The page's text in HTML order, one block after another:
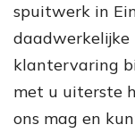
spuitwerk in
klantervaring
met u uiterste
ons mag en